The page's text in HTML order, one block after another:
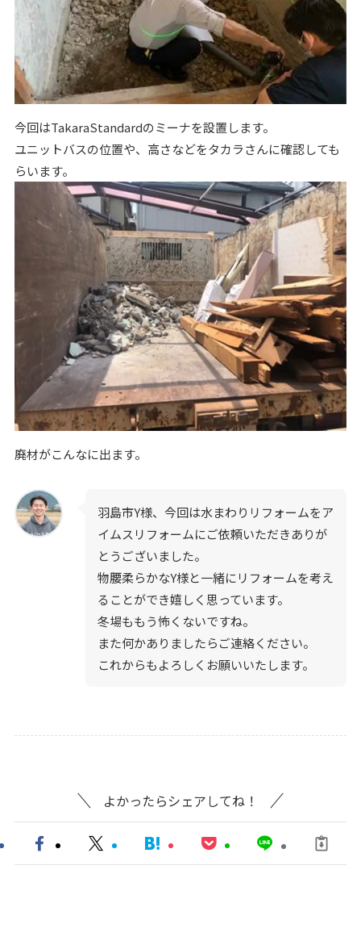
今回はTakaraStandardのミーナを設置します。
ユニットバスの位置や、高さなどをタカラさんに確認しても
らいます。
廃材がこんなに出ます。
羽島市Y様、今回は水まわりリフォームをア
イムスリフォームにご依頼いただきありが
とうございました。
物腰柔らかなY様と一緒にリフォームを考え
ることができ嬉しく思っています。
冬場ももう怖くないですね。
また何かありましたらご連絡ください。
これからもよろしくお願いいたします。
よかったらシェアしてね！